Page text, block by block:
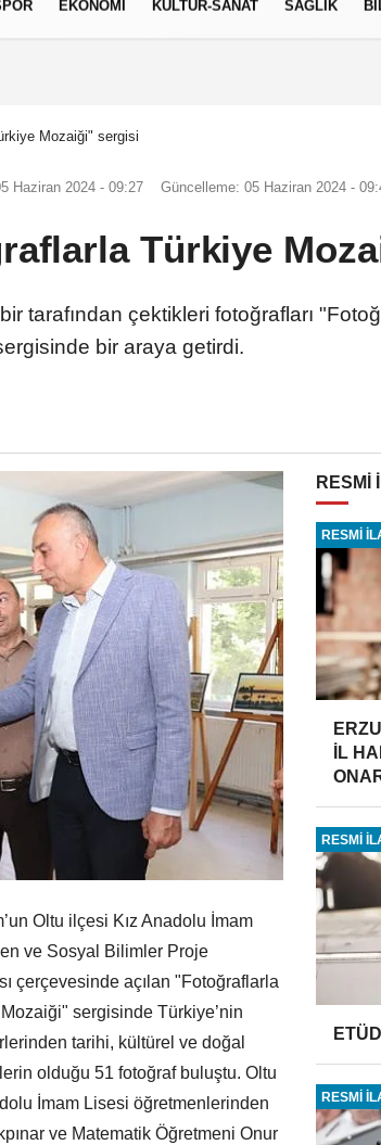
EKONOMİ KÜLTÜR-SANAT SAĞLIK
Mozaiği" sergisi
Haziran 2024 - 09:27 Güncelleme: 05 Haziran 2024 -
Türkiye
tarafından çektikleri fotoğrafları
bir araya getirdi.
Oltu ilçesi Kız Anadolu İmam
ve Sosyal Bilimler Proje
çerçevesinde açılan "Fotoğraflarla
sergisinde Türkiye’nin
tarihi, kültürel ve doğal
olduğu 51 fotoğraf buluştu. Oltu
İmam Lisesi öğretmenlerinden
ve Matematik Öğretmeni Onur
RESMİ
RESMİ
İL
RESMİ
RESMİ